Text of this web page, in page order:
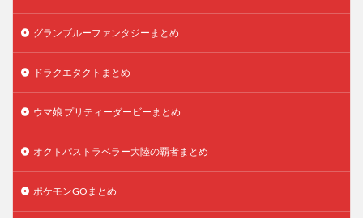
グランブルーファンタジーまとめ
ドラクエタクトまとめ
ウマ娘 プリティーダービーまとめ
オクトパストラベラー大陸の覇者まとめ
ポケモンGOまとめ